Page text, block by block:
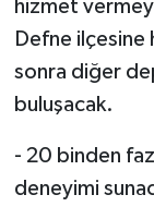
hizmet
Defne
sonra diğer
buluşacak.
- 20 binden
deneyimi